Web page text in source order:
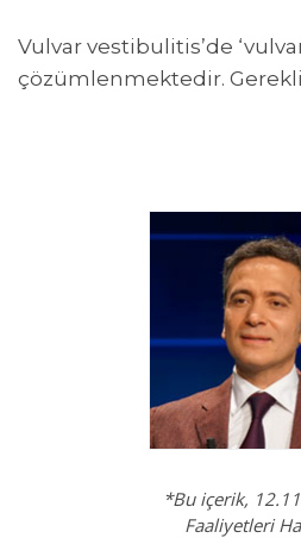
Vulvar vestibulitis’de
çözümlenmektedir.
*Bu içerik,
Faaliyetleri